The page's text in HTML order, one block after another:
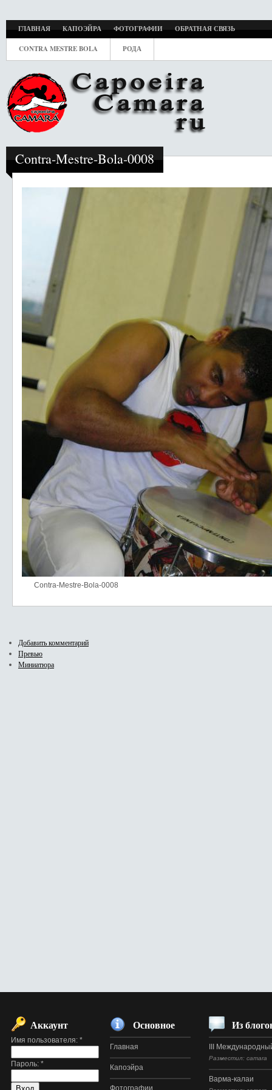
ГЛАВНАЯ КАПОЭЙРА ФОТОГРАФИИ ОБРАТНАЯ СВЯЗЬ
CONTRA MESTRE BOLA РОДА
Contra-Mestre-Bola-0008
Contra-Mestre-Bola-0008
Добавить комментарий
Превью
Миниатюра
Аккаунт
Имя пользователя: *
Пароль: *
Основное
Главная
Капоэйра
Фотографии
Из
III
Разместил: camara
Варма-калаи